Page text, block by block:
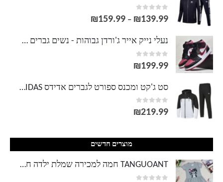
0
out of 5
₪139.99
–
₪159.99
נעלי נייק אייר ג'ורדן גבוהות - נשים גברים NIKE AIR JORDAN
0
out of 5
₪199.99
סט ג'קט ומכנס ספורט לגברים אדידס ADIDAS
0
out of 5
₪219.99
מוצרים חדשים
TANGUOANT חמה למכירה שמלת ילדה חדשה קיץ הדפסת חתול אפור שמלת תינוקת בגדי ילדים שמלת ילדים שמלה 0-8 שנים